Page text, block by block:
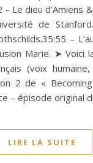
Le dieu d’Amiens
de
–
Marie. ➤ Voici
(voix
2 de «
– épisode original
LIRE LA SUITE